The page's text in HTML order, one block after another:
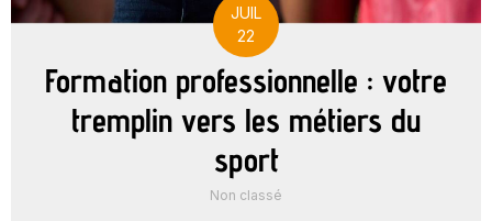
JUIL
22
Formation professionnelle : votre
tremplin vers les métiers du
sport
Non classé